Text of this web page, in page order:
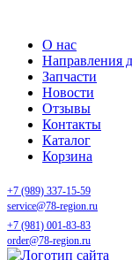
О нас
Направления
Запчасти
Новости
Отзывы
Контакты
Каталог
Корзина
+7 (989) 337-15-59
service@78-region.ru
+7 (981) 001-83-83
order@78-region.ru